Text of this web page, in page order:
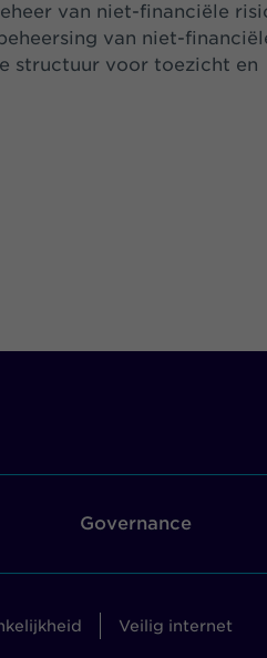
van niet-financiële
van niet-
structuur voor toezicht en
Governance
Veilig internet